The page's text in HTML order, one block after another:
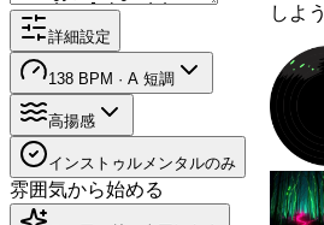
詳細設定
138 BPM · A 短調
高揚感
インストゥルメンタルのみ
雰囲気から始める
しよう